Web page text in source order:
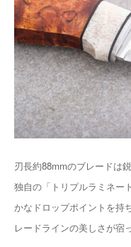
刃長約88mmのブレードは
独自の「トリプルラミネー
かなドロップポイントを持
レードラインの美しさが宿